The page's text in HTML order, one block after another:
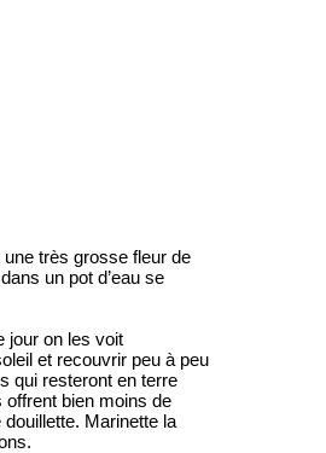
une très grosse fleur de
un pot d’eau se
jour on les voit
et recouvrir peu à peu
qui resteront en terre
offrent bien moins de
Marinette la